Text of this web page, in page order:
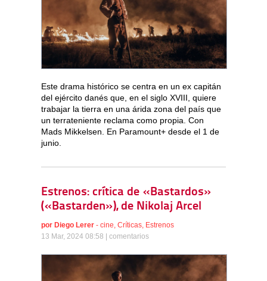
Este drama histórico se centra en un ex capitán
del ejército danés que, en el siglo XVIII, quiere
trabajar la tierra en una árida zona del país que
un terrateniente reclama como propia. Con
Mads Mikkelsen. En Paramount+ desde el 1 de
junio.
Estrenos: crítica de «Bastardos»
(«Bastarden»), de Nikolaj Arcel
por Diego Lerer - cine Críticas Estrenos
13 Mar, 2024 08:58 | comentarios